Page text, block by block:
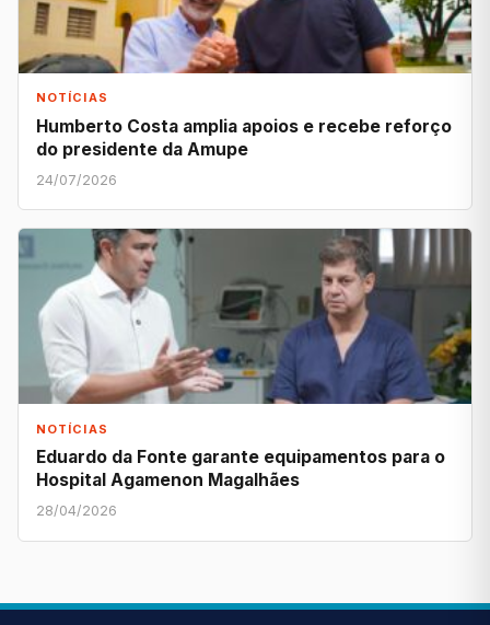
NOTÍCIAS
Humberto Costa amplia apoios e recebe reforço
do presidente da Amupe
24/07/2026
NOTÍCIAS
Eduardo da Fonte garante equipamentos para o
Hospital Agamenon Magalhães
28/04/2026